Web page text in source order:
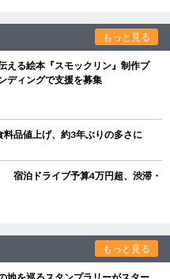
もっと見る
える絵本『スモックリン』制作プ
ディングで支援を募集
品値上げ、約3年ぶりの多さに
宿泊ドライブ予算4万円超、渋滞・
もっと見る